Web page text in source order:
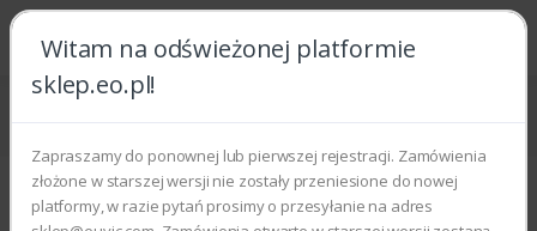
Witam na odświeżonej platformie
sklep.eo.pl!
Zapraszamy do ponownej lub pierwszej rejestracji. Zamówienia
złożone w starszej wersji nie zostały przeniesione do nowej
platformy, w razie pytań prosimy o przesyłanie na adres
Strona główna Części zamienne